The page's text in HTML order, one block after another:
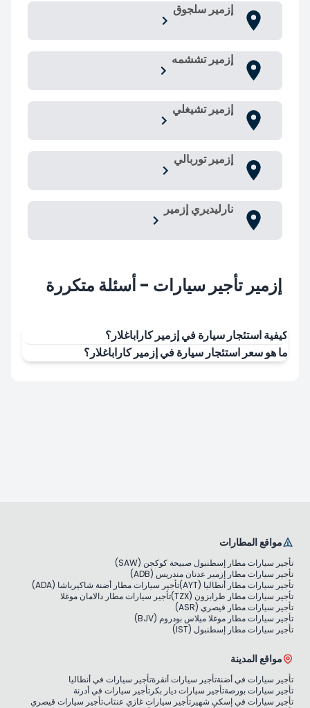
إزمير سلجوق
إزمير تششمه
إزمير تشيغلي
إزمير توربالي
نارليديري إزمير
إزمير تأجير سيارات - أسئلة متكررة
كيفية استئجار سيارة في إزمير كاراباغلار؟
ما هو سعر استئجار سيارة في إزمير كاراباغلار؟
مواقع المطارات
تأجير سيارات مطار إسطنبول صبيحة كوكجن (SAW)
تأجير سيارات مطار إزمير عدنان مندريس (ADB)
تأجير سيارات مطار أنطاليا (AYT)
تأجير سيارات مطار أضنة شاكيرباشا (ADA)
تأجير سيارات مطار طرابزون (TZX)
تأجير سيارات مطار دالامان موغلا
تأجير سيارات مطار قيصري (ASR)
تأجير سيارات مطار موغلا ميلاس بودروم (BJV)
تأجير سيارات مطار إسطنبول (IST)
مواقع المدينة
تأجير سيارات في أضنةتأجير سيارات أنقرةتأجير سيارات في أنطاليا
تأجير سيارات بورصةتأجير سيارات ديار بكرتأجير سيارات في أدرنة
تأجير سيارات في إسكي شهيرتأجير سيارات غازي عنتابتأجير سيارات قيصري